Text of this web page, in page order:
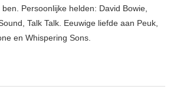
Persoonlijke helden: David Bowie,
Talk Talk. Eeuwige liefde aan Peuk,
en Whispering Sons.